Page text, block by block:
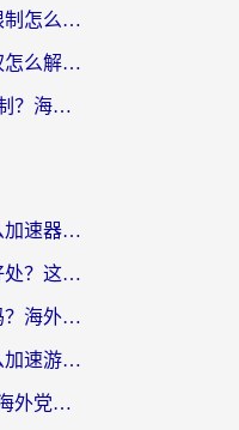
在巴西用搜狐视频地区限制怎么办？3步解决海外看国内剧的烦恼
酷我畅听所属地区无版权怎么解决？海外党必看的回国加速全攻略
在南非用12306遇地区限制？海外华人必看的回国加速全攻略（附B站芒果TV解锁技巧）
在欧洲打第五人格用什么加速器好？海外党亲测有效的国服游戏加速方案
国外玩无畏契约有什么好处？这份海外国服游戏加速指南帮你解决90%的卡顿问题
在外国可以打少女前线吗？海外党国服游戏畅玩终极指南（附避坑技巧）
超越时空的猫在国外怎么加速游戏？海外玩家国服畅玩终极指南
去国外能打QQ炫舞吗？海外党国服游戏不卡顿的终极指南